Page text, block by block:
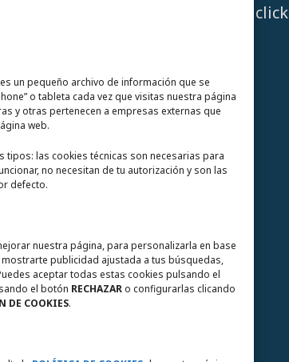
un pequeño archivo de información que se
o tableta cada vez que visitas nuestra página
y otras pertenecen a empresas externas que
web.
tipos: las cookies técnicas son necesarias para
no necesitan de tu autorización y son las
defecto.
nuestra página, para personalizarla en base
publicidad ajustada a tus búsquedas,
aceptar todas estas cookies pulsando el
el botón RECHAZARo configurarlas clicando
DE COOKIES.
72
España
649 406 493
A un click